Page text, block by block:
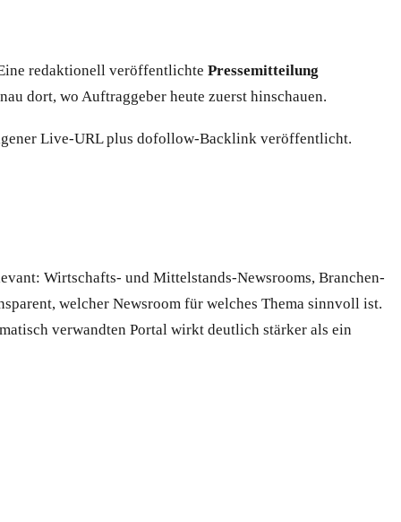
redaktionell veröffentlichte Pressemitteilung
dort, wo Auftraggeber heute zuerst hinschauen.
Live-URL plus dofollow-Backlink veröffentlicht.
Wirtschafts- und Mittelstands-Newsrooms, Branchen-
welcher Newsroom für welches Thema sinnvoll ist.
verwandten Portal wirkt deutlich stärker als ein